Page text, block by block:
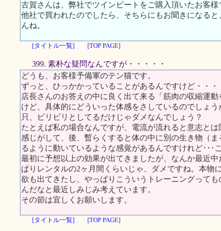
古賀さんは、弊社でツインビートをご購入頂いたお客様
他社で買われたのでしたら、そちらにもお聞きになる
んね。
[タイトル一覧] [TOP PAGE]
399. 素朴な疑問なんですが・・・・・
どうも、お客様予備軍のテン猫です。
ずっと、ひっかかっていることがあるんですけど・・・
店長さんのお答えの中に良く出て来る「筋肉の収縮運
けど、具体的にどういった体感をさしているのでしょう
只、ビリビリとしてるだけじゃダメなんでしょう？
たとえば私の場合なんですが、電流が流れると意志と
感じがして、後、暫らくすると体の中に別の生き物（
るように動いているような感覚があるんですけれど･･･
最初に予想以上の効果が出てきましたが、なんか最近
ぱりレンタルの2ヶ月間くらいじゃ、ダメですね。本物
欲も出てきたし、やっぱりこういうトレーニングって
んだなと最近しみじみ考えています。
その節は宜しくお願いします。
[タイトル一覧] [TOP PAGE]